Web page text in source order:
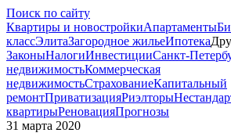
Поиск по сайту
Квартиры и новостройкиАпартаменты
классЭлитаЗагородное жильеИпотека
ЗаконыНалогиИнвестицииСанкт-
недвижимостьКоммерческая
недвижимостьСтрахованиеКапитальный
ремонтПриватизацияРиэлторы
квартирыРеновацияПрогнозы
31 марта 2020